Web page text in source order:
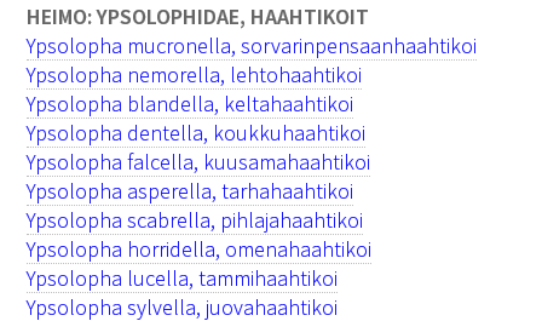
HEIMO: YPSOLOPHIDAE, HAAHTIKOIT
Ypsolopha mucronella, sorvarinpensaanhaahtikoi
Ypsolopha nemorella, lehtohaahtikoi
Ypsolopha blandella, keltahaahtikoi
Ypsolopha dentella, koukkuhaahtikoi
Ypsolopha falcella, kuusamahaahtikoi
Ypsolopha asperella, tarhahaahtikoi
Ypsolopha scabrella, pihlajahaahtikoi
Ypsolopha horridella, omenahaahtikoi
Ypsolopha lucella, tammihaahtikoi
Ypsolopha sylvella, juovahaahtikoi